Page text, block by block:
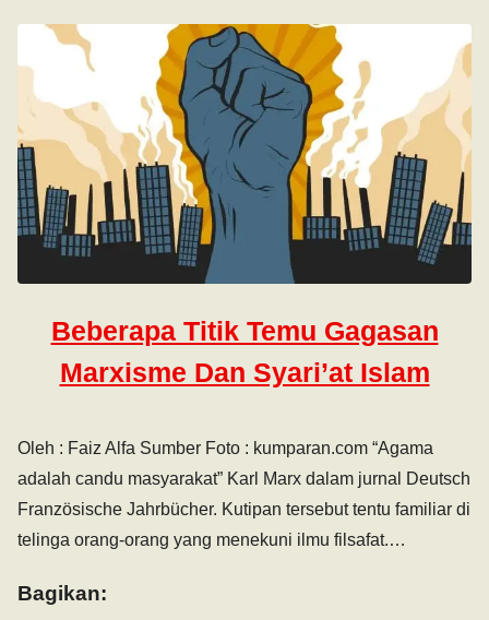
Beberapa Titik Temu Gagasan
Marxisme Dan Syari’at Islam
Oleh : Faiz Alfa Sumber Foto : kumparan.com “Agama
adalah candu masyarakat” Karl Marx dalam jurnal Deutsch
Französische Jahrbücher. Kutipan tersebut tentu familiar di
telinga orang-orang yang menekuni ilmu filsafat.…
Bagikan: